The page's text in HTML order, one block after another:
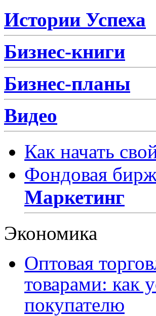
Истории Успеха
Бизнес-книги
Бизнес-планы
Видео
Как начать
Фондовая
Маркетинг
Экономика
Оптовая
товарами: как
покупателю